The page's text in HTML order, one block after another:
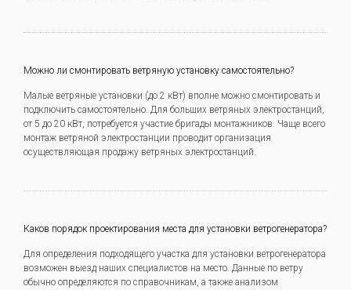
Можно ли смонтировать ветряную установку самостоятельно?
Малые ветряные установки (до 2 кВт) вполне можно смонтировать и
подключить самостоятельно. Для больших ветряных электростанций,
от 5 до 20 кВт, потребуется участие бригады монтажников. Чаще всего
монтаж ветряной электростанции проводит организация
осуществляющая продажу ветряных электростанций.
Каков порядок проектирования места для установки ветрогенератора?
Для определения подходящего участка для установки ветрогенератора
возможен выезд наших специалистов на место. Данные по ветру
обычно определяются по справочникам, а также анализом